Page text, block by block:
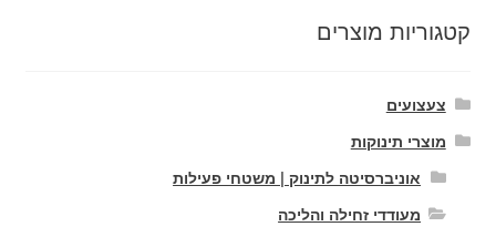
קטגוריות מוצרים
צעצועים
מוצרי תינוקות
אוניברסיטה לתינוק | משטחי פעילות
מעודדי זחילה והליכה